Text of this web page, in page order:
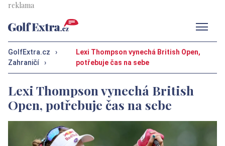
GolfExtra.cz
›
Zahraničí
›
Lexi Thompson vynechá British Open,
potřebuje čas na sebe
Lexi Thompson vynechá British
Open, potřebuje čas na sebe